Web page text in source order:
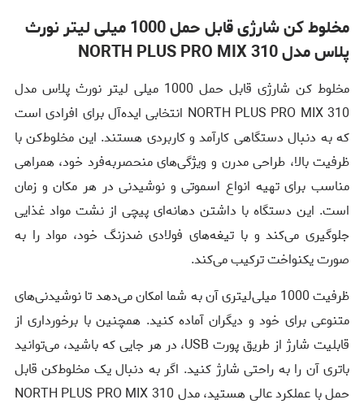
مخلوط کن شارژی قابل حمل 1000 میلی لیتر نورث
پلاس مدل NORTH PLUS PRO MIX 310
مخلوط کن شارژی قابل حمل 1000 میلی لیتر نورث پلاس مدل
NORTH PLUS PRO MIX 310 انتخابی ایده‌آل برای افرادی است
که به دنبال دستگاهی کارآمد و کاربردی هستند. این مخلوط‌کن با
ظرفیت بالا، طراحی مدرن و ویژگی‌های منحصربه‌فرد خود، همراهی
مناسب برای تهیه انواع اسموتی و نوشیدنی در هر مکان و زمان
است. این دستگاه با داشتن دهانه‌ای پیچی از نشت مواد غذایی
جلوگیری می‌کند و با تیغه‌های فولادی ضدزنگ خود، مواد را به
صورت یکنواخت ترکیب می‌کند.
ظرفیت 1000 میلی‌لیتری آن به شما امکان می‌دهد تا نوشیدنی‌های
متنوعی برای خود و دیگران آماده کنید. همچنین با برخورداری از
قابلیت شارژ از طریق پورت USB، در هر جایی که باشید، می‌توانید
باتری آن را به راحتی شارژ کنید. اگر به دنبال یک مخلوط‌کن قابل
حمل با عملکرد عالی هستید، مدل NORTH PLUS PRO MIX 310